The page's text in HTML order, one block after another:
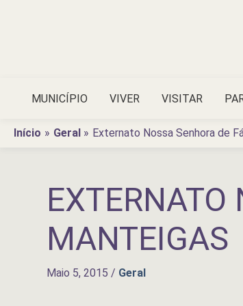
MUNICÍPIO VIVER VISITAR
Início Geral Externato Nossa Senhora de
EXTERNATO
MANTEIGAS
Maio 5, 2015 / Geral